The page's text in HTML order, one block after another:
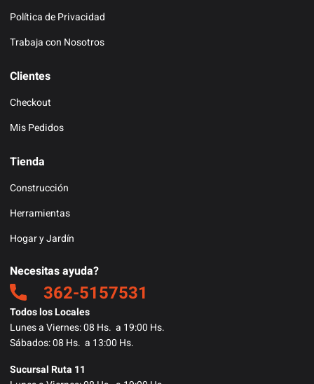
Política de Privacidad
Trabaja con Nosotros
Clientes
Checkout
Mis Pedidos
Tienda
Construcción
Herramientas
Hogar y Jardín
Necesitas ayuda?
362-5157531
Todos los Locales
Lunes a Viernes: 08 Hs. a 19:00 Hs.
Sábados: 08 Hs. a 13:00 Hs.
Sucursal Ruta 11